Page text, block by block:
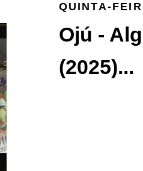
QUINTA-
Ojú -
(2025)...